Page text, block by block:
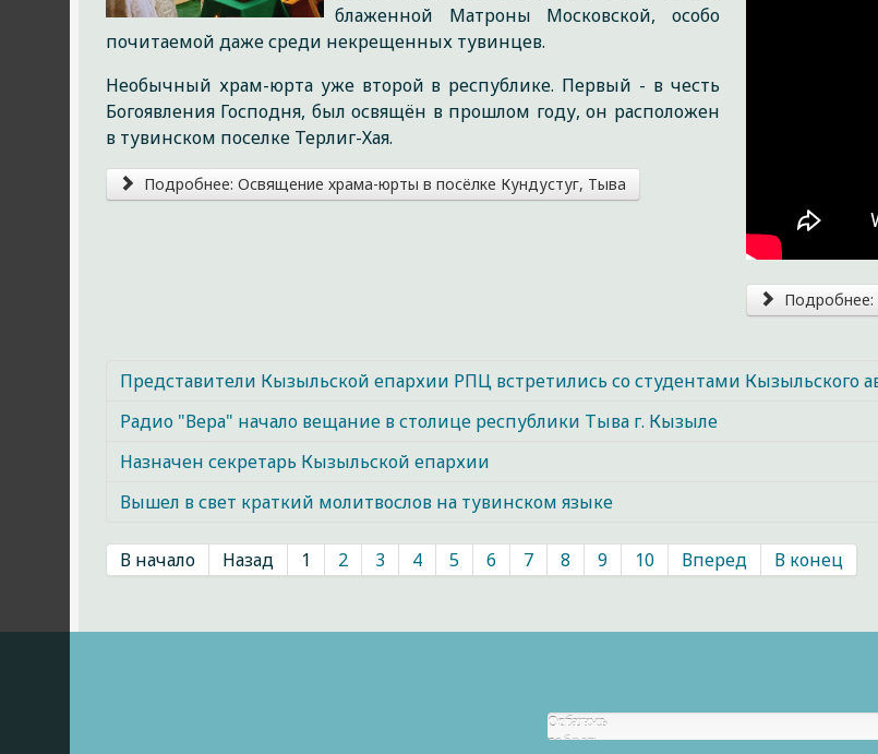
блаженной Матроны Московской, особо
почитаемой даже среди некрещенных тувинцев.
Необычный храм-юрта уже второй в республике. Первый - в честь
Богоявления Господня, был освящён в прошлом году, он расположен
в тувинском поселке Терлиг-Хая.
Подробнее: Освящение храма-юрты в посёлке Кундустуг, Тыва
Подробнее:
Представители Кызыльской епархии РПЦ встретились со студентами Кызыльского
Радио "Вера" начало вещание в столице республики Тыва г. Кызыле
Назначен секретарь Кызыльской епархии
Вышел в свет краткий молитвослов на тувинском языке
В начало Назад 1 2 3 4 5 6 7 8 9 10 Вперед В конец
Собрано
р.
Осталось
собрать